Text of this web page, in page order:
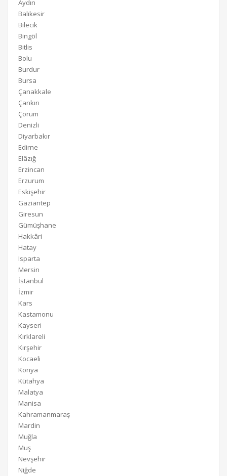
Aydın
Balıkesir
Bilecik
Bingöl
Bitlis
Bolu
Burdur
Bursa
Çanakkale
Çankırı
Çorum
Denizli
Diyarbakır
Edirne
Elâzığ
Erzincan
Erzurum
Eskişehir
Gaziantep
Giresun
Gümüşhane
Hakkâri
Hatay
Isparta
Mersin
İstanbul
İzmir
Kars
Kastamonu
Kayseri
Kırklareli
Kırşehir
Kocaeli
Konya
Kütahya
Malatya
Manisa
Kahramanmaraş
Mardin
Muğla
Muş
Nevşehir
Niğde